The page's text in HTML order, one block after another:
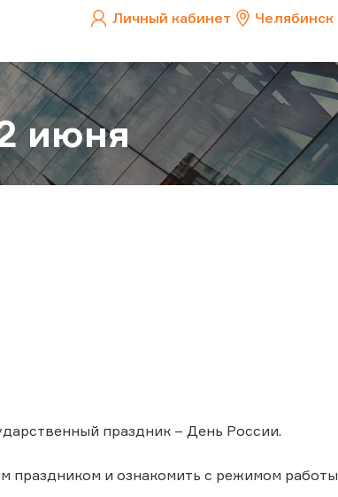
Личный кабинет Челябинск
июня
праздник – День России.
праздником и ознакомить с режимом работы